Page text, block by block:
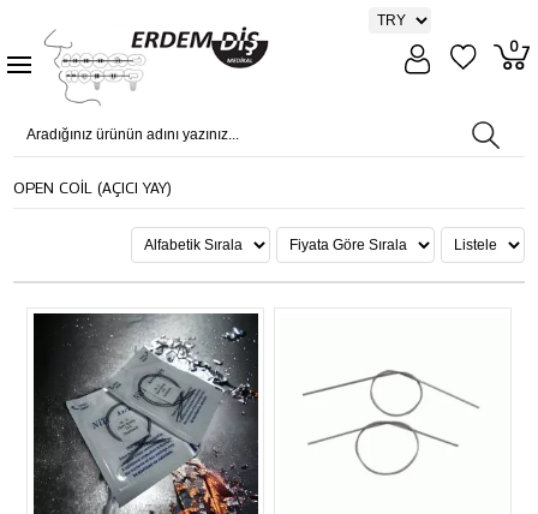
0
OPEN COİL (AÇICI YAY)